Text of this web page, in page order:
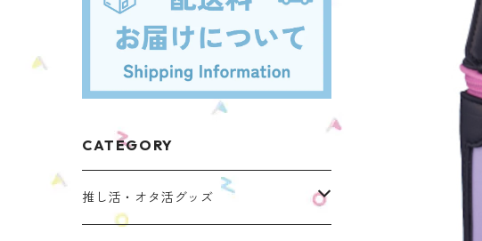
CATEGORY
推し活・オタ活グッズ